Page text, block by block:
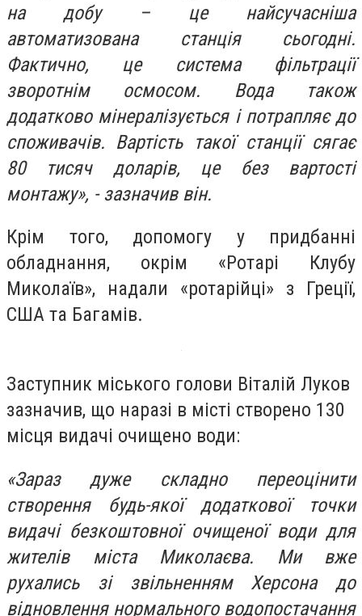
на добу – це найсучасніша
автоматизована станція сьогодні.
Фактично, це система фільтрації
зворотнім осмосом. Вода також
додатково мінералізується і потрапляє до
споживачів. Вартість такої станції сягає
80 тисяч доларів, це без вартості
монтажу», - зазначив він.
Крім того, допомогу у придбанні
обладнання, окрім «Ротарі Клубу
Миколаїв», надали «ротарійці» з Греції,
США та Багамів.
Заступник міського голови Віталій Луков
зазначив, що наразі в місті створено 130
місця видачі очищено води:
«Зараз дуже складно переоцінити
створення будь-якої додаткової точки
видачі безкоштовної очищеної води для
жителів міста Миколаєва. Ми вже
рухались зі звільненням Херсона до
відновлення нормального водопостачання